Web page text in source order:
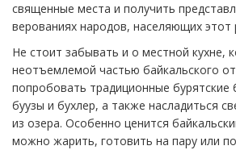
священные места и получить
верованиях народов, населяющих этот
Не стоит забывать и о местной кухне,
неотъемлемой частью байкальского
попробовать традиционные бурятские
буузы и бухлер, а также насладиться
из озера. Особенно ценится
можно жарить, готовить на пару или